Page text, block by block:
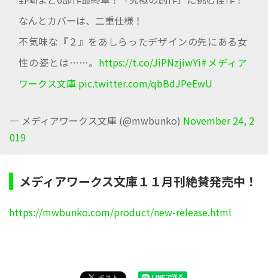
なんとカバーは、二重仕様！
不気味な『２』をあしらったデザインの先にある女
性の姿とは……。 https://t.co/JiPNzjiwYi#メディア
ワークス文庫 pic.twitter.com/qbBdJPeEwU
— メディアワークス文庫 (@mwbunko) November 24, 2
019
メディアワークス文庫１１月刊絶賛発売中！
https://mwbunko.com/product/new-release.html